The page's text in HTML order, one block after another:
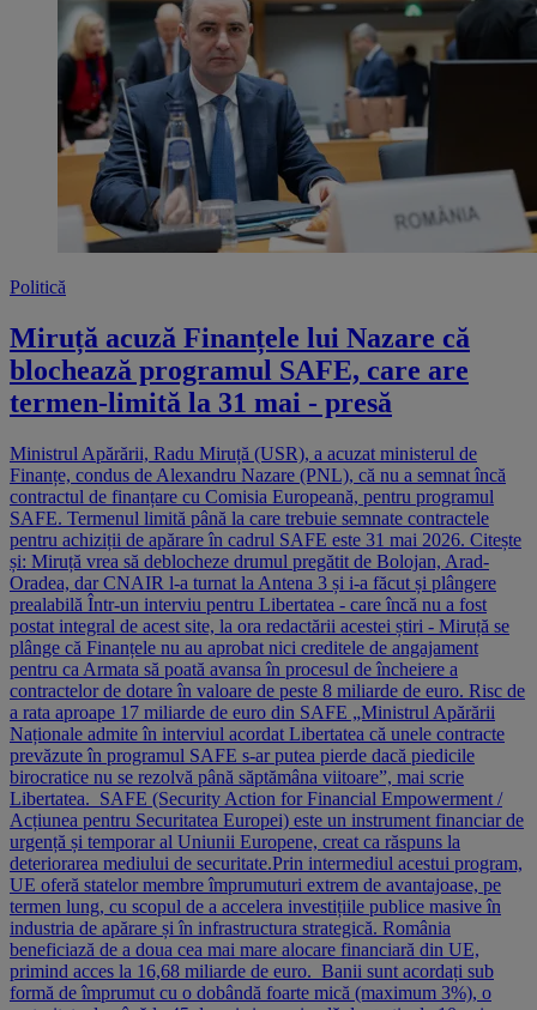
Politică
Miruță acuză Finanțele lui Nazare că
blochează programul SAFE, care are
termen-limită la 31 mai - presă
Ministrul Apărării, Radu Miruță (USR), a acuzat ministerul de
Finanțe, condus de Alexandru Nazare (PNL), că nu a semnat încă
contractul de finanțare cu Comisia Europeană, pentru programul
SAFE. Termenul limită până la care trebuie semnate contractele
pentru achiziții de apărare în cadrul SAFE este 31 mai 2026. Citește
și: Miruță vrea să deblocheze drumul pregătit de Bolojan, Arad-
Oradea, dar CNAIR l-a turnat la Antena 3 și i-a făcut și plângere
prealabilă Într-un interviu pentru Libertatea - care încă nu a fost
postat integral de acest site, la ora redactării acestei știri - Miruță se
plânge că Finanțele nu au aprobat nici creditele de angajament
pentru ca Armata să poată avansa în procesul de încheiere a
contractelor de dotare în valoare de peste 8 miliarde de euro. Risc de
a rata aproape 17 miliarde de euro din SAFE „Ministrul Apărării
Naționale admite în interviul acordat Libertatea că unele contracte
prevăzute în programul SAFE s-ar putea pierde dacă piedicile
birocratice nu se rezolvă până săptămâna viitoare”, mai scrie
Libertatea. SAFE (Security Action for Financial Empowerment /
Acțiunea pentru Securitatea Europei) este un instrument financiar de
urgență și temporar al Uniunii Europene, creat ca răspuns la
deteriorarea mediului de securitate.Prin intermediul acestui program,
UE oferă statelor membre împrumuturi extrem de avantajoase, pe
termen lung, cu scopul de a accelera investițiile publice masive în
industria de apărare și în infrastructura strategică. România
beneficiază de a doua cea mai mare alocare financiară din UE,
primind acces la 16,68 miliarde de euro. Banii sunt acordați sub
formă de împrumut cu o dobândă foarte mică (maximum 3%), o